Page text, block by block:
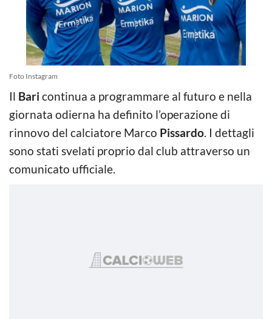
Foto Instagram
Il Bari continua a programmare al futuro e nella
giornata odierna ha definito l’operazione di
rinnovo del calciatore Marco Pissardo. I dettagli
sono stati svelati proprio dal club attraverso un
comunicato ufficiale.